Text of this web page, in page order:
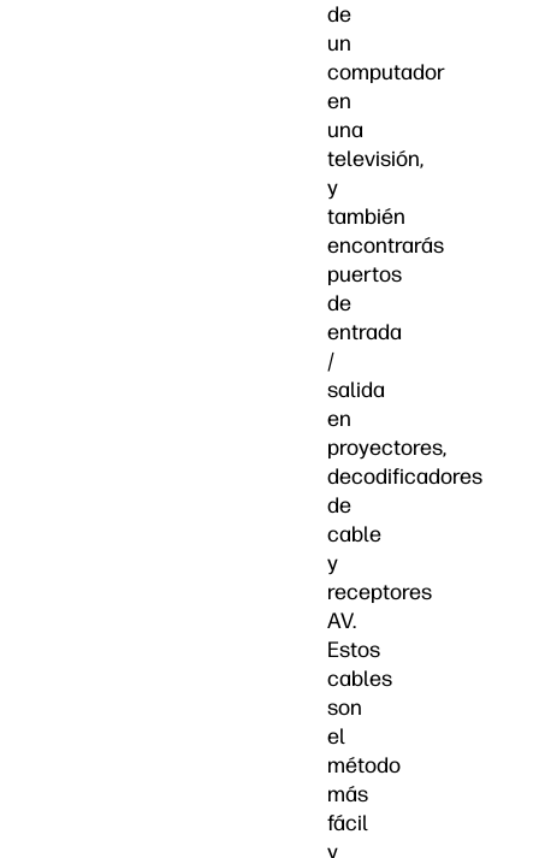
de
un
computador
en
una
televisión,
y
también
encontrarás
puertos
de
entrada
/
salida
en
proyectores,
decodificadores
de
cable
y
receptores
AV.
Estos
cables
son
el
método
más
fácil
y